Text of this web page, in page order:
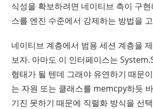
식성을 확보하려면 네이티브 측이 구
스를 엔진 수준에서 강제하는 방법을
네이티브 계층에서 범용 세션 계층을
보자. 아마도 이 인터페이스는
형태가 될 텐데 그래야 유연하기 때문
는 자원 또는 클래스를 memcpy하듯
기진 못하기 때문에 직렬화 방식을 선